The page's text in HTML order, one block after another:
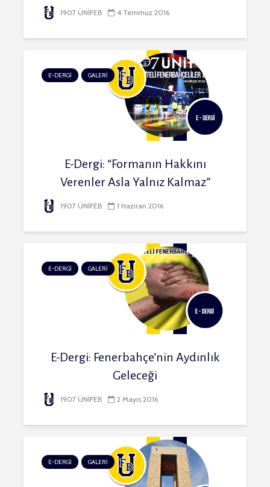
1907 ÜNİFEB 4 Temmuz 2016
E-DERGİ GALERİ
E-Dergi: “Formanın Hakkını
Verenler Asla Yalnız Kalmaz”
1907 ÜNİFEB 1 Haziran 2016
E-DERGİ GALERİ
E-Dergi: Fenerbahçe’nin Aydınlık
Geleceği
1907 ÜNİFEB 2 Mayıs 2016
E-DERGİ GALERİ